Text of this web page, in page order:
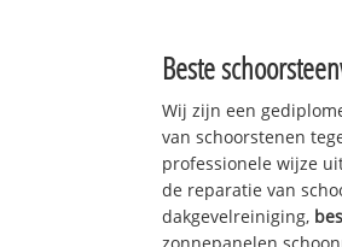
Beste
Wij zijn een
van schoorstenen
professionele wijze
de reparatie van
dakgevelreiniging,